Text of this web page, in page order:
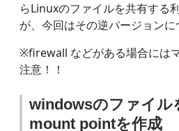
らLinuxのファイルを共有する
が、今回はその逆バージョンに
※firewall などがある場合には
注意！！
windowsのファイル
mount pointを作成